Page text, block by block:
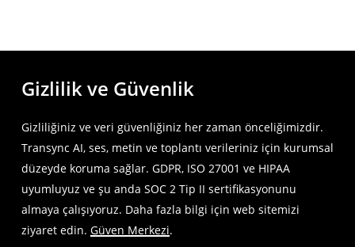
Gizlilik ve Güvenlik
Gizliliğiniz ve veri güvenliğiniz her zaman önceliğimizdir.
Transync AI, ses, metin ve toplantı verileriniz için kurumsal
düzeyde koruma sağlar. GDPR, ISO 27001 ve HIPAA
uyumluyuz ve şu anda SOC 2 Tip II sertifikasyonunu
almaya çalışıyoruz. Daha fazla bilgi için web sitemizi
ziyaret edin. Güven Merkezi.